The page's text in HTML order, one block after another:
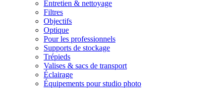
Entretien & nettoyage
Filtres
Objectifs
Optique
Pour les professionnels
Supports de stockage
Trépieds
Valises & sacs de transport
Éclairage
Équipements pour studio photo